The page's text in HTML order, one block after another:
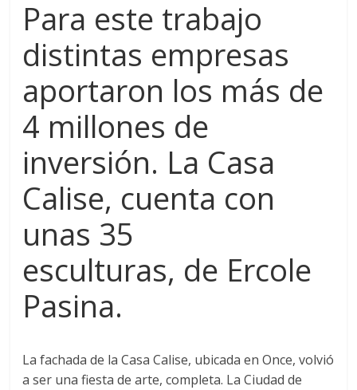
Para este trabajo
distintas empresas
aportaron los más de
4 millones de
inversión. La Casa
Calise, cuenta con
unas 35
esculturas, de Ercole
Pasina.
La fachada de la Casa Calise, ubicada en Once, volvió
a ser una fiesta de arte, completa. La Ciudad de